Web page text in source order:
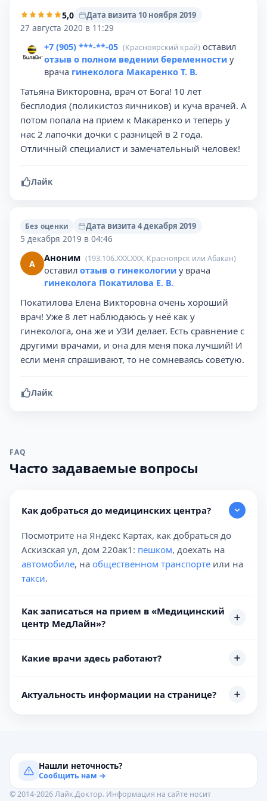
5,0
Дата визита 10 ноября 2019
27 августа 2020 в 11:29
+7 (905) ***-**-05 (Красноярский край) оставил
отзыв о полном ведении беременности у
врача гинеколога Макаренко Т. В.
Татьяна Викторовна, врач от Бога! 10 лет
бесплодия (поликистоз яичников) и куча врачей. А
потом попала на прием к Макаренко и теперь у
нас 2 лапочки дочки с разницей в 2 года.
Отличный специалист и замечательный человек!
Лайк
Без оценки
Дата визита 4 декабря 2019
5 декабря 2019 в 04:46
А Аноним (193.106.XXX.XXX, Красноярск или Абакан)
оставил отзыв о гинекологии у врача
гинеколога Покатилова Е. В.
Покатилова Елена Викторовна очень хороший
врач! Уже 8 лет наблюдаюсь у неё как у
гинеколога, она же и УЗИ делает. Есть сравнение с
другими врачами, и она для меня пока лучший! И
если меня спрашивают, то не сомневаясь советую.
Лайк
FAQ
Часто задаваемые вопросы
Как добраться до медицинских центра?
Посмотрите на Яндекс Картах, как добраться до
Аскизская ул, дом 220ак1: пешком, доехать на
автомобиле, на общественном транспорте или на
такси.
Как записаться на прием в «Медицинский
центр МедЛайн»?
Какие врачи здесь работают?
Актуальность информации на странице?
Нашли неточность?
Сообщить нам →
© 2014-2026 Лайк.Доктор. Информация на сайте носит